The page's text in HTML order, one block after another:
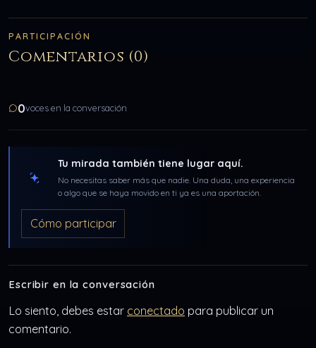
PARTICIPACIÓN
Comentarios (0)
0voces en la conversación
Tu mirada también tiene lugar aquí.
No necesitas saber más que nadie. Una duda, una experiencia
o algo que se haya movido en ti ya es una aportación.
Cómo participar
Escribir en la conversación
Lo siento, debes estar conectado para publicar un
comentario.